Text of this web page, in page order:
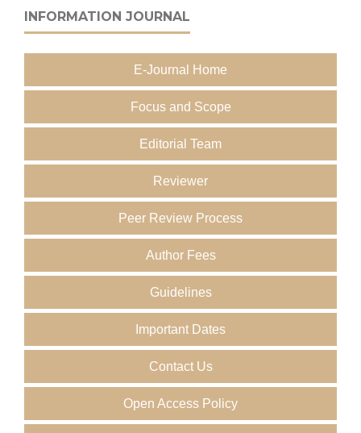
INFORMATION JOURNAL
E-Journal Home
Focus and Scope
Editorial Team
Reviewer
Peer Review Process
Author Fees
Guidelines
Important Dates
Contact Us
Open Access Policy